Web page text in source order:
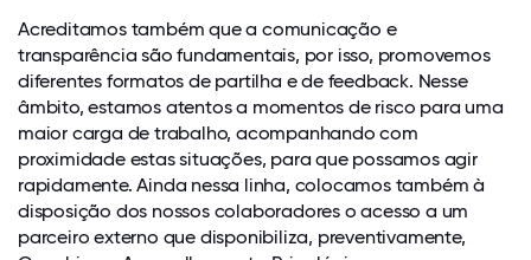
Acreditamos também que a comunicação e
transparência são fundamentais, por isso, promovemos
diferentes formatos de partilha e de feedback. Nesse
âmbito, estamos atentos a momentos de risco para uma
maior carga de trabalho, acompanhando com
proximidade estas situações, para que possamos agir
rapidamente. Ainda nessa linha, colocamos também à
disposição dos nossos colaboradores o acesso a um
parceiro externo que disponibiliza, preventivamente,